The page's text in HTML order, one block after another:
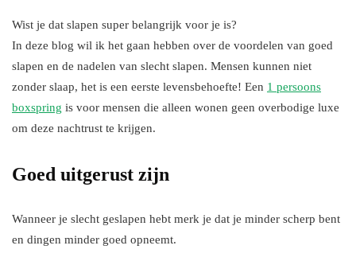
Wist je dat slapen super belangrijk voor je is?
In deze blog wil ik het gaan hebben over de voordelen van goed
slapen en de nadelen van slecht slapen. Mensen kunnen niet
zonder slaap, het is een eerste levensbehoefte! Een 1 persoons
boxspring is voor mensen die alleen wonen geen overbodige luxe
om deze nachtrust te krijgen.
Goed uitgerust zijn
Wanneer je slecht geslapen hebt merk je dat je minder scherp bent
en dingen minder goed opneemt.